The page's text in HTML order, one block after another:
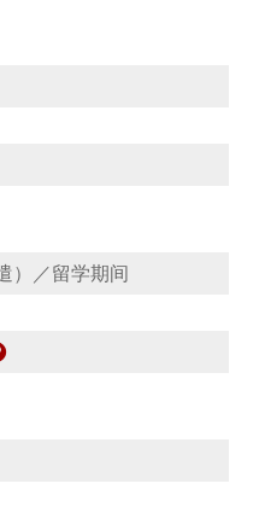
）／留学期间